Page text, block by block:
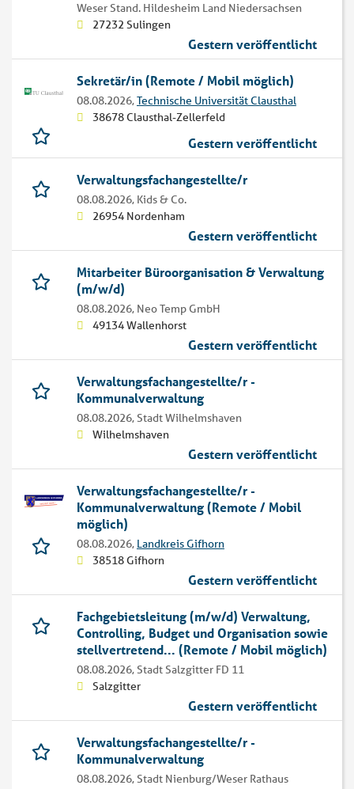
Weser Stand. Hildesheim Land Niedersachsen
27232 Sulingen
Gestern veröffentlicht
Sekretär/in (Remote / Mobil möglich)
08.08.2026,Technische Universität Clausthal
38678 Clausthal-Zellerfeld
Gestern veröffentlicht
Verwaltungsfachangestellte/r
08.08.2026, Kids & Co.
26954 Nordenham
Gestern veröffentlicht
Mitarbeiter Büroorganisation & Verwaltung
(m/w/d)
08.08.2026, Neo Temp GmbH
49134 Wallenhorst
Gestern veröffentlicht
Verwaltungsfachangestellte/r -
Kommunalverwaltung
08.08.2026,Stadt Wilhelmshaven
Wilhelmshaven
Gestern veröffentlicht
Verwaltungsfachangestellte/r -
Kommunalverwaltung (Remote / Mobil
möglich)
08.08.2026, Landkreis Gifhorn
38518 Gifhorn
Gestern veröffentlicht
Fachgebietsleitung (m/w/d) Verwaltung,
Controlling, Budget und Organisation sowie
stellvertretend... (Remote / Mobil möglich)
08.08.2026,Stadt Salzgitter FD 11
Salzgitter
Gestern veröffentlicht
Verwaltungsfachangestellte/r -
Kommunalverwaltung
08.08.2026,Stadt Nienburg/Weser Rathaus